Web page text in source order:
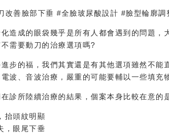
改善臉部下垂 #全臉玻尿酸設計 #臉型輪廓
造成的眼袋幾乎是所有人都會遇到的問題
需要動刀的治療選項嗎?
步的福，我們其實還是有其他選項雖然不
波、音波治療，嚴重的可能要輔以一些填充
診所陸續治療的結果，個案本身比較在意
抬頭紋明顯
，眼尾下垂